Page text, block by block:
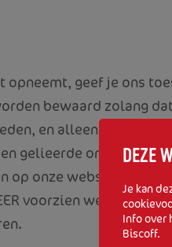
opneemt, geef je ons
bewaard zolang
en alleen voor
gelieerde
op onze website
voorzien we
DEZE
Je kan
Info over
Biscoff.